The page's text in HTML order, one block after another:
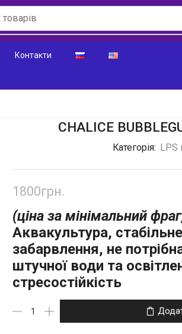
Контакти
CHALICE
Категорія: LPS
1800грн.
(ціна за мінімальний
Аквакультура,
забарвлення, не
штучної води та
стресостійкість